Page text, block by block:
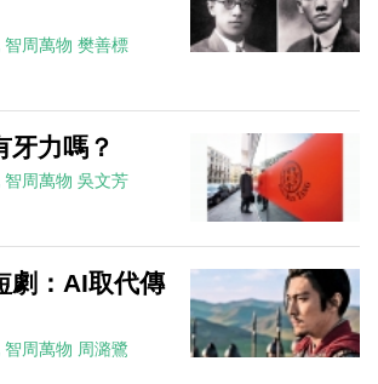
智周萬物 樊善標
牙力嗎？
智周萬物 吳文芳
劇：AI取代傳
智周萬物 周潞鷺